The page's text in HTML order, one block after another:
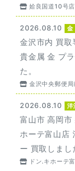
姶良国道10号店
2026.08.10 金
金沢市内 買取
貴金属 金 プ
た。
金沢中央郵便局
2026.08.10 洋
富山市 高岡市
ホーテ富山店
ー 買取しまし
ドン.キホーテ